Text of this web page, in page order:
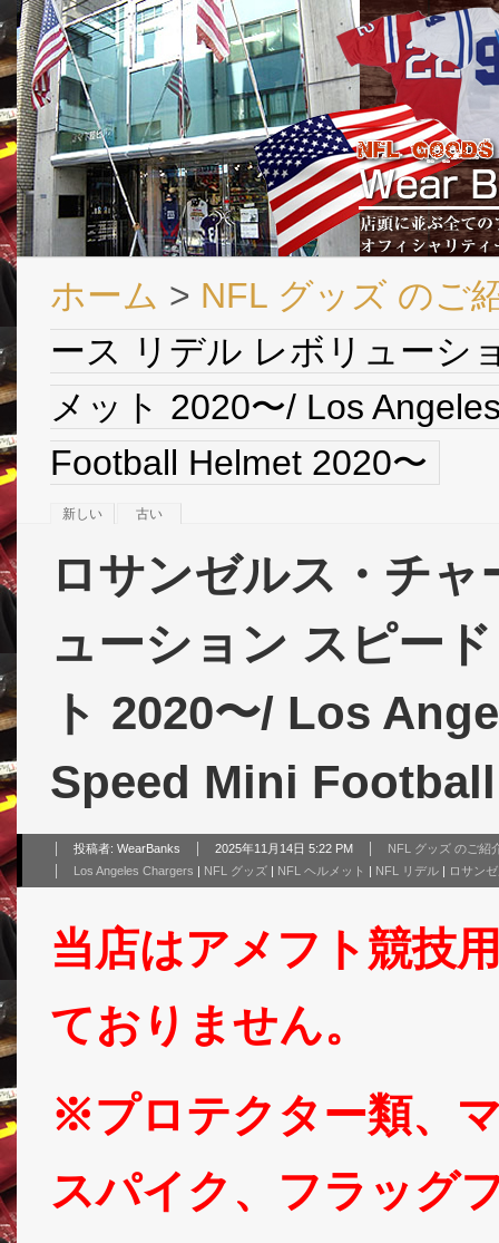
ホーム > NFL グッズ のご
ース リデル レボリューシ
メット 2020〜/ Los
Football Helmet 2020〜
新しい 古い
ロサンゼルス・チ
ューション スピー
ト 2020〜/ Los
Speed Mini
投稿者: WearBanks 2025年11月14日 5:22 PM
NFL グッズ のご紹
Los Angeles Chargers | NFL グッズ | NFL ヘルメット | NFL リデル | ロサン
当店はアメフト競技
ておりません。
※プロテクター類、
スパイク、フラッグ